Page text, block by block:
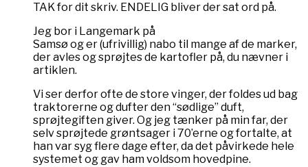
TAK for dit skriv. ENDELIG bliver der sat ord på.
Jeg bor i Langemark på
Samsø og er (ufrivillig) nabo til mange af de marker,
der avles og sprøjtes de kartofler på, du nævner i
artiklen.
Vi ser derfor ofte de store vinger, der foldes ud bag
traktorerne og dufter den “sødlige” duft,
sprøjtegiften giver. Og jeg tænker på min far, der
selv sprøjtede grøntsager i 70’erne og fortalte, at
han var syg flere dage efter, da det påvirkede hele
systemet og gav ham voldsom hovedpine.